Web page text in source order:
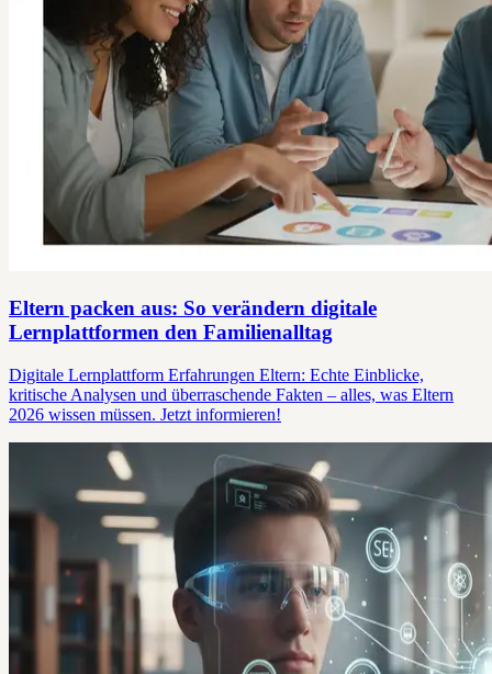
Eltern packen aus: So verändern digitale
Lernplattformen den Familienalltag
Digitale Lernplattform Erfahrungen Eltern: Echte Einblicke,
kritische Analysen und überraschende Fakten – alles, was Eltern
2026 wissen müssen. Jetzt informieren!